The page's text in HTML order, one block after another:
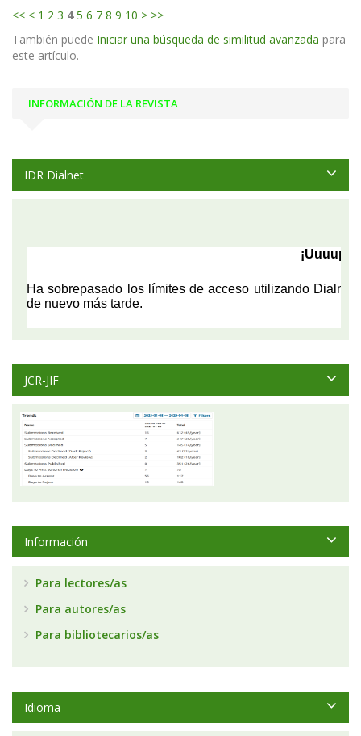
<< < 1 2 3 4 5 6 7 8 9 10 > >>
También puede Iniciar una búsqueda de similitud avanzada para
este artículo.
INFORMACIÓN DE LA REVISTA
IDR Dialnet
JCR-JIF
Información
Para lectores/as
Para autores/as
Para bibliotecarios/as
Idioma